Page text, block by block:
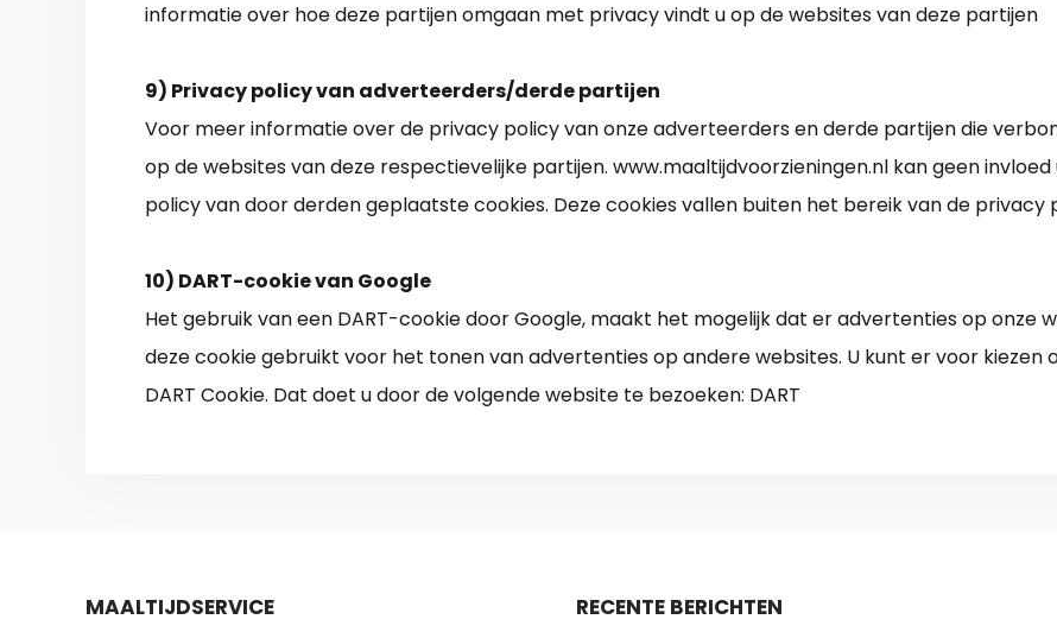
informatie over hoe deze partijen omgaan met privacy vindt u op de websites van deze partijen
9) Privacy policy van adverteerders/derde partijen
Voor meer informatie over de privacy policy van onze adverteerders en derde partijen die
op de websites van deze respectievelijke partijen. www.maaltijdvoorzieningen.nl kan geen
policy van door derden geplaatste cookies. Deze cookies vallen buiten het bereik van de privacy
10) DART-cookie van Google
Het gebruik van een DART-cookie door Google, maakt het mogelijk dat er advertenties op onze
deze cookie gebruikt voor het tonen van advertenties op andere websites. U kunt er voor
DART Cookie. Dat doet u door de volgende website te bezoeken: DART
MAALTIJDSERVICE RECENTE BERICHTEN